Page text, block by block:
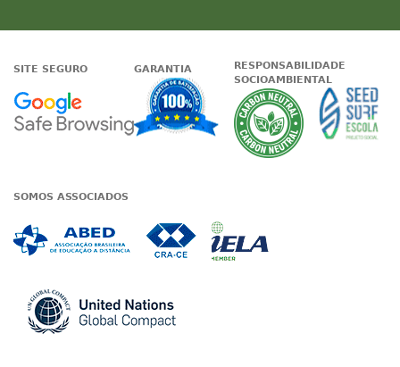
SITE SEGURO
Google - Status do site no
GARANTIA
Garantia de
RESPONSABILIDADE
SOCIOAMBIENTAL
A
SOMOS ASSOCIADOS